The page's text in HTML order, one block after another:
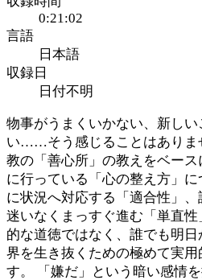
0:21:02
言語
日本語
収録日
日付不明
物事がうまくいかない、新し
い……そう感じることはありま
教の「善心所」の教えをベー
に行っている「心の整え方」
に状況へ対応する「適合性」、
迷いなくまっすぐ進む「単直
的な道徳ではなく、誰でも明
界を生き抜くための極めて実
す。 「嫌だ」という暗い感情